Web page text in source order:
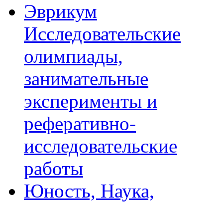
Эврикум
Исследовательские
олимпиады,
занимательные
эксперименты и
реферативно-
исследовательские
работы
Юность, Наука,